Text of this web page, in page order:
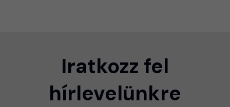
Iratkozz fel
hírlevelünkre